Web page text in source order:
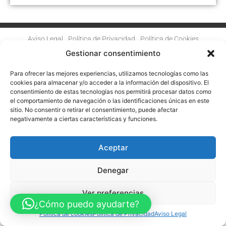
Gestionar consentimiento
Para ofrecer las mejores experiencias, utilizamos tecnologías como las
cookies para almacenar y/o acceder a la información del dispositivo. El
consentimiento de estas tecnologías nos permitirá procesar datos como
el comportamiento de navegación o las identificaciones únicas en este
sitio. No consentir o retirar el consentimiento, puede afectar
negativamente a ciertas características y funciones.
Aceptar
Denegar
Ver preferencias
Política de cookiesPolítica de PrivacidadAviso Legal
Aviso Legal Política de Privacidad
Política de Cookies
Accesibilidad Mapa web
MECANISMO DE RECUPERACIÓN Y RESILENCIA
© Guia Telefónica de Empresas – Todos los derechos reservados.
¿Cómo puedo ayudarte?